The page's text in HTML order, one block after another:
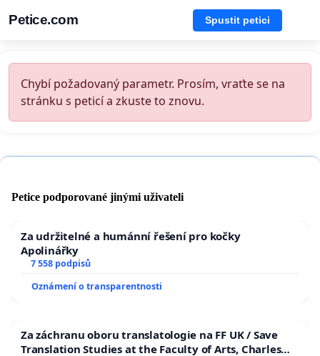
Petice.com Spustit petici
Chybí požadovaný parametr. Prosím, vraťte se na
stránku s peticí a zkuste to znovu.
Petice podporované jinými uživateli
Za udržitelné a humánní řešení pro kočky
Apolinářky
7 558 podpisů
Oznámení o transparentnosti
Za záchranu oboru translatologie na FF UK / Save
Translation Studies at the Faculty of Arts, Charles